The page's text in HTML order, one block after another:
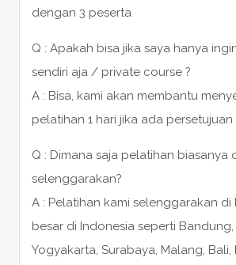
dengan 3 peserta
Q : Apakah bisa jika saya hanya
sendiri aja / private course ?
A : Bisa, kami akan membantu
pelatihan 1 hari jika ada persetujuan
Q : Dimana saja pelatihan biasanya
selenggarakan?
A : Pelatihan kami selenggarakan
besar di Indonesia seperti Bandung,
Yogyakarta, Surabaya, Malang,